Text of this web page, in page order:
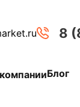
8
Блог